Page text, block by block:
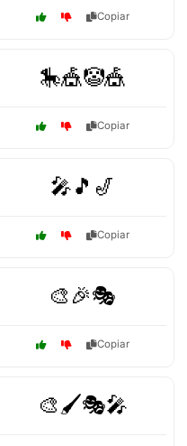
Copiar
🎠🎪🤡🎪
Copiar
🎤🎵🎷
Copiar
🎨🎉🎭
Copiar
🎨🖌️🎭🎤